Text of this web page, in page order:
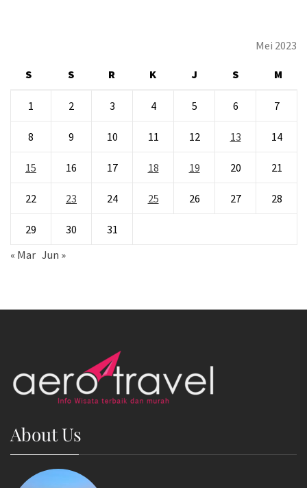
Mei 2023
S S R K J S M
1 2 3 4 5 6 7
8 9 10 11 12 13 14
15 16 17 18 19 20 21
22 23 24 25 26 27 28
29 30
31
« Mar Jun »
About Us